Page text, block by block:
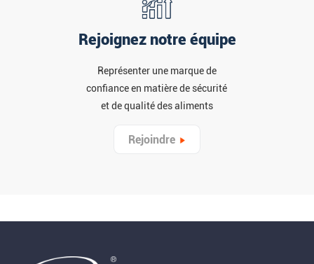
Rejoignez notre équipe
Représenter une marque de
confiance en matière de sécurité
et de qualité des aliments
Rejoindre